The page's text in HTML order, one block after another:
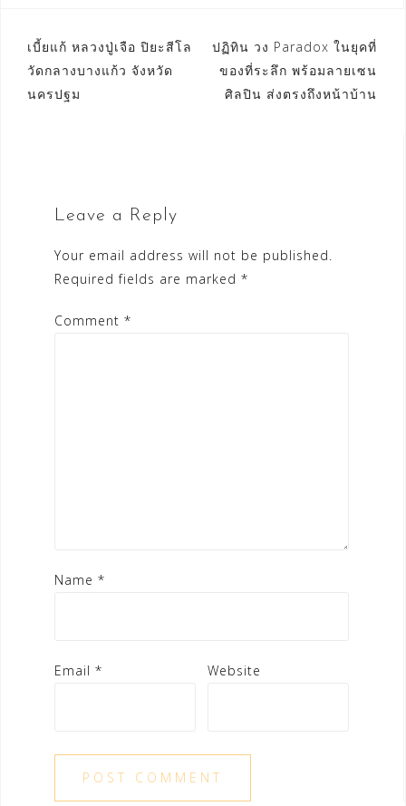
แบบจริงจังตอนอายุ
ประมาณ 24 ปี โดยได้เงิน
เดือนประมาณ15,000
บาท (รวมโอที) ตอนนั้นผม
เก็บเงินเข้าบัญชีทันที
ประหยัดมากแต่ก็มีหลุดไป
หลายครั้งเหมือนกัน แต่ทุก
ครั้งผมจะพยายามเก็บเงิน
สำรองฉุกเฉินไว้ให้ได้
ก็ได้ แต่ขอให้อย่าน้อย
Post
navigation
เบี้ยแก้ หลวงปู่เจือ ปิยะสีโล
วัดกลางบางแก้ว จังหวัด
นครปฐม
ปฏิทิน วง Paradox ในยุคที่
ของที่ระลึก พร้อมลายเซน
ศิลปิน ส่งตรงถึงหน้าบ้าน
Leave a Reply
Your email address will not be published.
Required fields are marked *
Comment *
Name *
Email * Website